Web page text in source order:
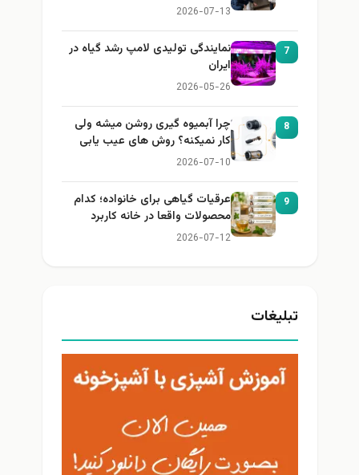
2026-07-13
7
نمایندگی تولیدی لامپ رشد گیاه در
ایران
2026-05-26
8
چرا آبمیوه گیری روشن میشه ولی
کار نمیکنه؟ روش های عیب یابی
2026-07-10
9
عرقیات گیاهی برای خانواده؛ کدام
محصولات واقعا در خانه کاربرد
دارند؟
2026-07-12
تبلیغات